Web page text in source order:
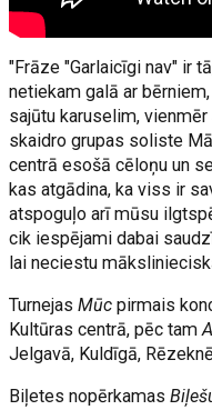
"Frāze "Garlaicīgi nav" ir
netiekam galā ar
sajūtu karuselim,
skaidro grupas soliste
centrā esošā cēloņu un
kas atgādina, ka viss ir
atspoguļo arī mūsu
cik iespējami dabai
lai neciestu
TurnejasMūc pirmais
Kultūras centrā, pēc tam
Jelgavā, Kuldīgā,
Biļetes nopērkamas